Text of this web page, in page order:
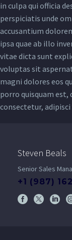
in culpa qui officia
perspiciatis unde
accusantium
ipsa quae ab illo
vitae dicta sunt
voluptas sit
magni dolores eos
porro quisquam
consectetur,
Steven Beals
Senior Sales
+1 (987)